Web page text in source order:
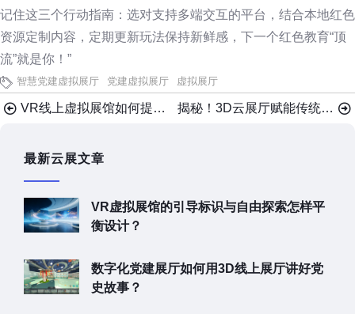
记住这三个行动指南：选对支持多端交互的平台，结合本地红色
资源定制内容，定期更新玩法保持新鲜感，下一个红色教育“顶
流”就是你！”
智慧党建虚拟展厅 党建虚拟展厅 虚拟展厅
VR线上虚拟展馆如何提升传统艺术知名度？ 揭秘！3D云展厅赋能传统艺术展览传承的4个绝招
最新云展文章
VR虚拟展馆的引导标识与自由探索怎样平
衡设计？
数字化党建展厅如何用3D线上展厅讲好党
史故事？